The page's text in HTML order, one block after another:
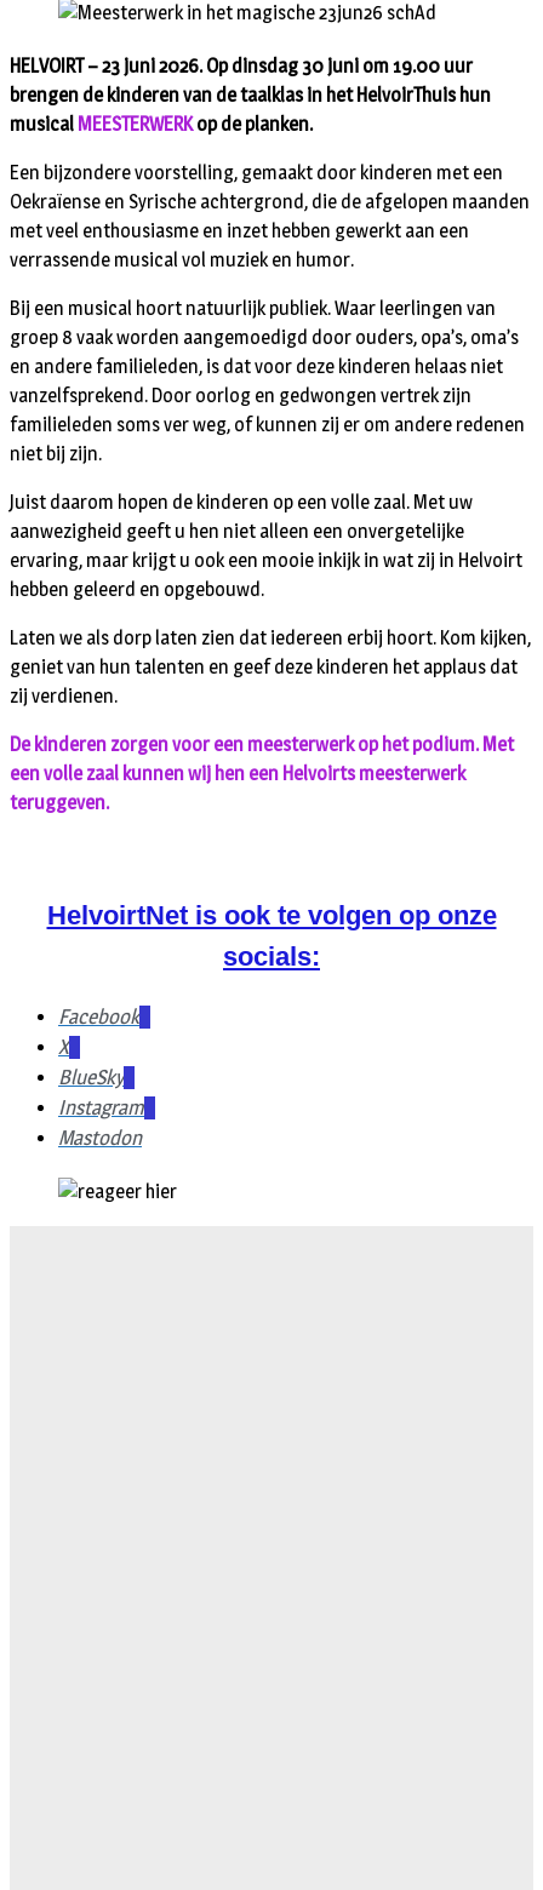
HELVOIRT – 23 juni 2026. Op dinsdag 30 juni om 19.00 uur
brengen de kinderen van de taalklas in het HelvoirThuis hun
musical MEESTERWERKop de planken.
Een bijzondere voorstelling, gemaakt door kinderen met een
Oekraïense en Syrische achtergrond, die de afgelopen maanden
met veel enthousiasme en inzet hebben gewerkt aan een
verrassende musical vol muziek en humor.
Bij een musical hoort natuurlijk publiek. Waar leerlingen van
groep 8 vaak worden aangemoedigd door ouders, opa’s, oma’s
en andere familieleden, is dat voor deze kinderen helaas niet
vanzelfsprekend. Door oorlog en gedwongen vertrek zijn
familieleden soms ver weg, of kunnen zij er om andere redenen
niet bij zijn.
Juist daarom hopen de kinderen op een volle zaal. Met uw
aanwezigheid geeft u hen niet alleen een onvergetelijke
ervaring, maar krijgt u ook een mooie inkijk in wat zij in Helvoirt
hebben geleerd en opgebouwd.
Laten we als dorp laten zien dat iedereen erbij hoort. Kom kijken,
geniet van hun talenten en geef deze kinderen het applaus dat
zij verdienen.
De kinderen zorgen voor een meesterwerk op het podium. Met
een volle zaal kunnen wij hen een Helvoirts meesterwerk
teruggeven.
HelvoirtNet is ook te volgen op onze
socials:
Facebook
X
BlueSky
Instagram
Mastodon